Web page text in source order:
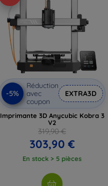
-5%
Réduction
avec
coupon
EXTRA3D
Imprimante 3D Anycubic Kobra 3
V2
319,90 €
303,90 €
En stock > 5 pièces